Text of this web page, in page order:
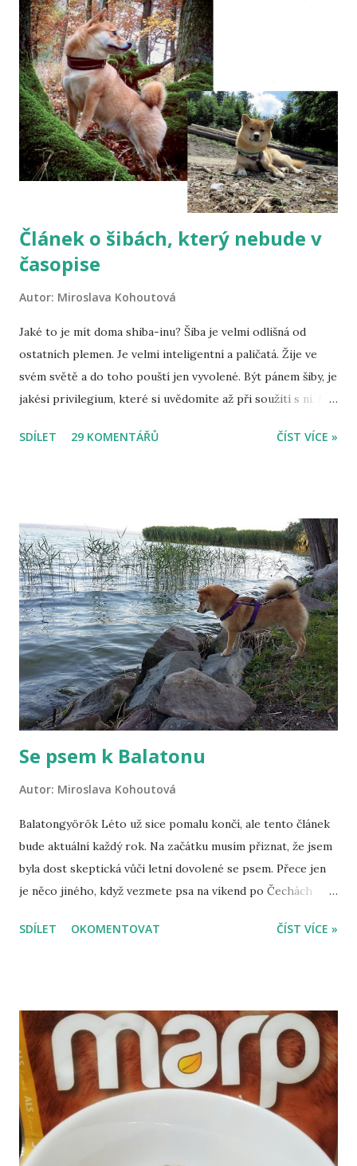
Článek o šibách, který nebude v
časopise
Autor: Miroslava Kohoutová
Jaké to je mít doma shiba-inu? Šiba je velmi odlišná od
ostatních plemen. Je velmi inteligentní a paličatá. Žije ve
svém světě a do toho pouští jen vyvolené. Být pánem šiby, je
jakési privilegium, které si uvědomíte až při soužití s ní. Mít
Někteří možná namítnou, že to nelze vědět u žádného psa,
musíte pochopit ji. Musíte ji respektovat a stanovovat
hranice velmi opatrně, protože cokoliv uděláte špatně,
xkrát se vám vrátí. Šiba není klasický pes, je to snad jiný
živočišný druh. Je hrozně věrná, oddaná, ale přitom
maximálně samostatná. Ona pány svým způsobem
nepotřebuje, oni prostě potřebují ji. Je hodně klidná a
rozvážná. Prostě nad vším hrozně dlouho přemýšlí. Je
čistotná a tichá, takže ideální pes do bytu. Je shiba
vycvičitelný ...
SDÍLET 29 KOMENTÁŘŮ ČÍST VÍCE »
Se psem k Balatonu
Autor: Miroslava Kohoutová
Balatongyörök Léto už sice pomalu končí, ale tento článek
bude aktuální každý rok. Na začátku musím přiznat, že jsem
byla dost skeptická vůči letní dovolené se psem. Přece jen
je něco jiného, když vezmete psa na víkend po Čechách
v našem případě k Balatonu. Zpětně ale musím říci, že jsem
se psem k Balatonu: Hrad Sümeg Zařiďte si cestovní pas
pro psa – zní to složitě, ale pas funguje jako očkovací
průkaz. Dojděte si ke svému veterináři, který vám pas
vystaví, a zároveň s tím psa naočkuje. Pokud tedy víte, že se
psem budete chtít někdy vycestovat, nechte mu pas vystavit
automaticky při očkování, protože jinak ho budete muset
přeočkovat, i když ještě jeho očkování bude v platnosti. Po
SDÍLET OKOMENTOVAT ČÍST VÍCE »